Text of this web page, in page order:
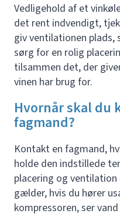
Vedligehold af et
det rent indvendigt,
giv ventilationen plads,
sørg for en rolig
tilsammen det, der
vinen har brug for.
Hvornår skal du
fagmand?
Kontakt en fagmand,
holde den indstillede
placering og
gælder, hvis du hører
kompressoren, ser